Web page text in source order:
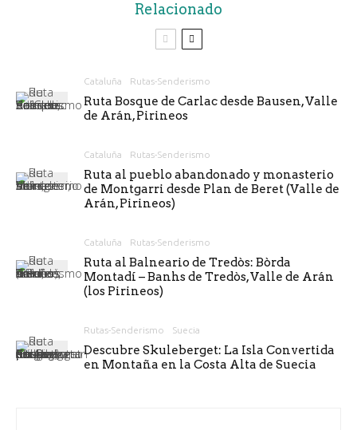
Relacionado
Cataluña Rutas-Senderismo
Ruta Bosque de Carlac desde Bausen, Valle
de Arán, Pirineos
Cataluña Rutas-Senderismo
Ruta al pueblo abandonado y monasterio
de Montgarri desde Plan de Beret (Valle de
Arán, Pirineos)
Cataluña Rutas-Senderismo
Ruta al Balneario de Tredòs: Bòrda
Montadí – Banhs de Tredòs, Valle de Arán
(los Pirineos)
Rutas-Senderismo Suecia
Descubre Skuleberget: La Isla Convertida
en Montaña en la Costa Alta de Suecia